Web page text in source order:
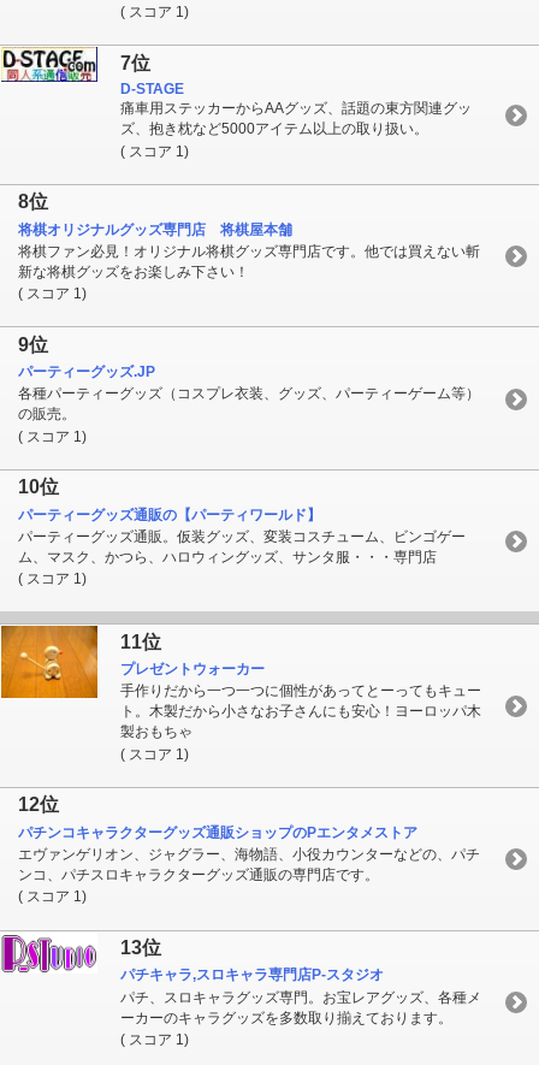
( スコア 1)
7位
D-STAGE
痛車用ステッカーからAAグッズ、話題の東方関連グッ
ズ、抱き枕など5000アイテム以上の取り扱い。
( スコア 1)
8位
将棋オリジナルグッズ専門店 将棋屋本舗
将棋ファン必見！オリジナル将棋グッズ専門店です。他では買えない斬
新な将棋グッズをお楽しみ下さい！
( スコア 1)
9位
パーティーグッズ.JP
各種パーティーグッズ（コスプレ衣装、グッズ、パーティーゲーム等）
の販売。
( スコア 1)
10位
パーティーグッズ通販の【パーティワールド】
パーティーグッズ通販。仮装グッズ、変装コスチューム、ビンゴゲー
ム、マスク、かつら、ハロウィングッズ、サンタ服・・・専門店
( スコア 1)
11位
プレゼントウォーカー
手作りだから一つ一つに個性があってとーってもキュー
ト。木製だから小さなお子さんにも安心！ヨーロッパ木
製おもちゃ
( スコア 1)
12位
パチンコキャラクターグッズ通販ショップのPエンタメストア
エヴァンゲリオン、ジャグラー、海物語、小役カウンターなどの、パチ
ンコ、パチスロキャラクターグッズ通販の専門店です。
( スコア 1)
13位
パチキャラ,スロキャラ専門店P-スタジオ
パチ、スロキャラグッズ専門。お宝レアグッズ、各種メ
ーカーのキャラグッズを多数取り揃えております。
( スコア 1)